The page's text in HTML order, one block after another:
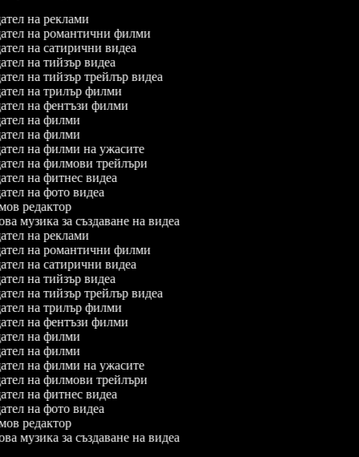
на реклами
на романтични филми
на сатирични видеа
на тийзър видеа
на тийзър трейлър видеа
на трилър филми
на фентъзи филми
на филми
на филми
на филми на ужасите
на филмови трейлъри
на фитнес видеа
на фото видеа
редактор
музика за създаване на видеа
на реклами
на романтични филми
на сатирични видеа
на тийзър видеа
на тийзър трейлър видеа
на трилър филми
на фентъзи филми
на филми
на филми
на филми на ужасите
на филмови трейлъри
на фитнес видеа
на фото видеа
редактор
музика за създаване на видеа